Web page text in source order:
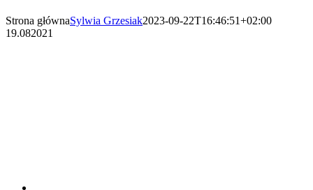
Strona głównaSylwia Grzesiak2023-09-22T16:46:51+02:00
19.082021